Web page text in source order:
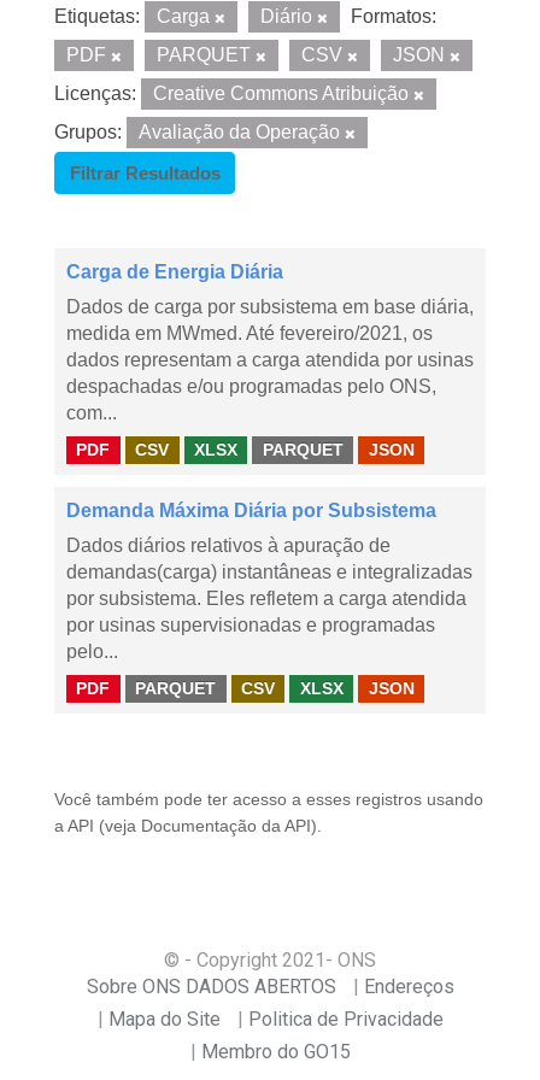
Etiquetas: Carga Diário
Formatos:
PDF
PARQUET CSV
JSON
Licenças:
Creative Commons Atribuição
Grupos:
Avaliação da Operação
Filtrar Resultados
Carga de Energia Diária
Dados de carga por subsistema em base diária,
medida em MWmed. Até fevereiro/2021, os
dados representam a carga atendida por usinas
despachadas e/ou programadas pelo ONS,
com...
PDF CSV XLSX PARQUET JSON
Demanda Máxima Diária por Subsistema
Dados diários relativos à apuração de
demandas(carga) instantâneas e integralizadas
por subsistema. Eles refletem a carga atendida
por usinas supervisionadas e programadas
pelo...
PDF PARQUET CSV XLSX JSON
Você também pode ter acesso a esses registros usando
a API (veja Documentação da API ).
© - Copyright 2021 - ONS
Sobre ONS DADOS ABERTOS
Endereços
Mapa do Site
Politica de Privacidade
Membro do GO15